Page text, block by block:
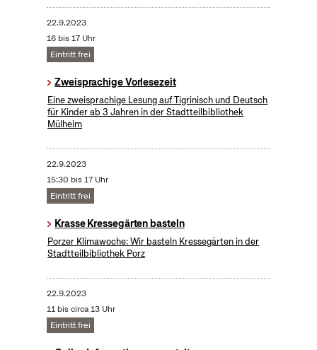
22.9.2023
16 bis 17 Uhr
Eintritt frei
Zweisprachige Vorlesezeit
Eine zweisprachige Lesung auf Tigrinisch und Deutsch
für Kinder ab 3 Jahren in der Stadtteilbibliothek
Mülheim
22.9.2023
15:30 bis 17 Uhr
Eintritt frei
Krasse Kressegärten basteln
Porzer Klimawoche: Wir basteln Kressegärten in der
Stadtteilbibliothek Porz
22.9.2023
11 bis circa 13 Uhr
Eintritt frei